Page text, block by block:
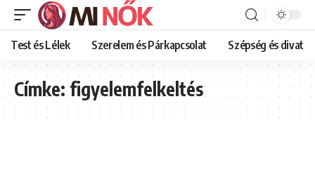
Test és Lélek Szerelem és Párkapcsolat Szépség és divat
Címke:figyelemfelkeltés